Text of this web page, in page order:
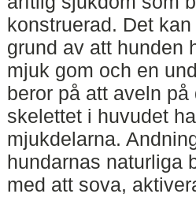
konstruerad. Det
grund av att hunden
mjuk gom och en
beror på att aveln
skelettet i huvudet
mjukdelarna.
hundarnas naturliga
med att sova,